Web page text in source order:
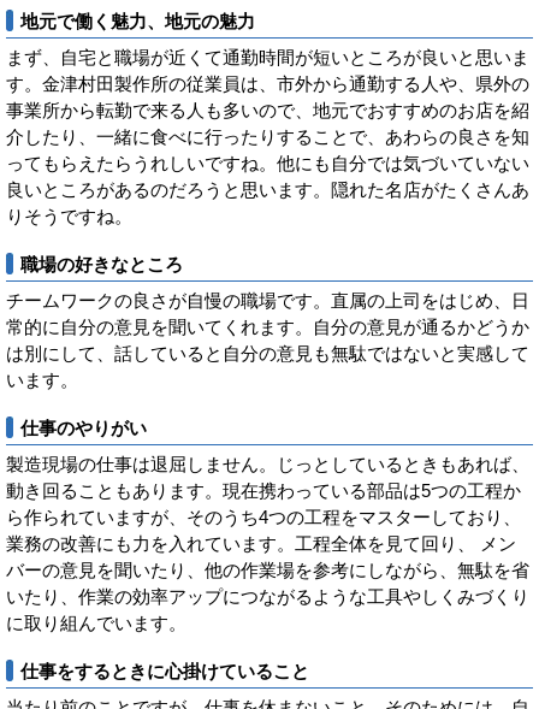
地元で働く魅力、地元の魅力
まず、自宅と職場が近くて通勤時間が短いところが良いと思いま
す。金津村田製作所の従業員は、市外から通勤する人や、県外の
事業所から転勤で来る人も多いので、地元でおすすめのお店を紹
介したり、一緒に食べに行ったりすることで、あわらの良さを知
ってもらえたらうれしいですね。他にも自分では気づいていない
良いところがあるのだろうと思います。隠れた名店がたくさんあ
りそうですね。
職場の好きなところ
チームワークの良さが自慢の職場です。直属の上司をはじめ、日
常的に自分の意見を聞いてくれます。自分の意見が通るかどうか
は別にして、話していると自分の意見も無駄ではないと実感して
います。
仕事のやりがい
製造現場の仕事は退屈しません。じっとしているときもあれば、
動き回ることもあります。現在携わっている部品は5つの工程か
ら作られていますが、そのうち4つの工程をマスターしており、
業務の改善にも力を入れています。工程全体を見て回り、 メン
バーの意見を聞いたり、他の作業場を参考にしながら、無駄を省
いたり、作業の効率アップにつながるような工具やしくみづくり
に取り組んでいます。
仕事をするときに心掛けていること